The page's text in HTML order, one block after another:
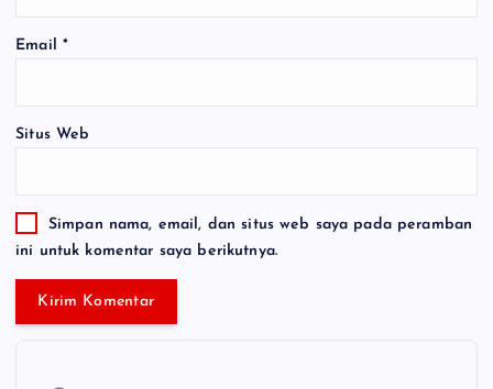
Email *
Situs Web
Simpan nama, email, dan situs web saya pada peramban
ini untuk komentar saya berikutnya.